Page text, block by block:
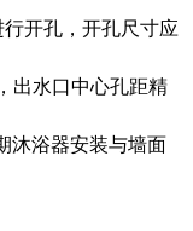
开孔，开孔尺寸应
，出水口中心孔距精
沐浴器安装与墙面